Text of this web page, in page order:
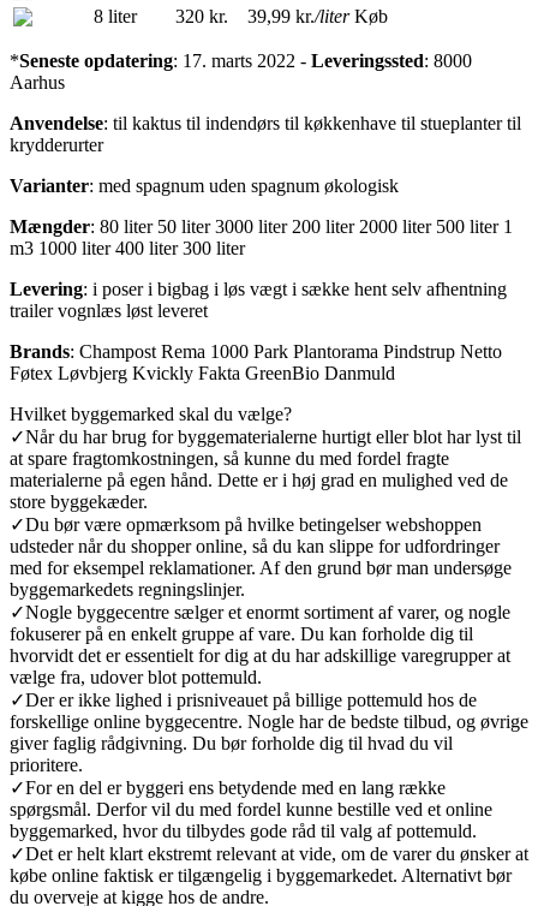
8 liter
320 kr. 39,99 kr./liter Køb
*Seneste opdatering: 17. marts 2022 - Leveringssted: 8000
Aarhus
Anvendelse: til kaktus til indendørs til køkkenhave til stueplantertil
krydderurter
Varianter: med spagnum uden spagnum økologisk
Mængder: 80 liter 50 liter3000 liter 200 liter 2000 liter 500 liter 1
m3 1000 liter400 liter300 liter
Levering: i poseri bigbag i løs vægt i sække hent selv afhentning
trailervognlæs løst leveret
Brands: Champost Rema 1000 Park Plantorama Pindstrup Netto
Føtex Løvbjerg Kvickly Fakta GreenBio Danmuld
Hvilket byggemarked skal du vælge?
✓Når du har brug for byggematerialerne hurtigt eller blot har lyst til
at spare fragtomkostningen, så kunne du med fordel fragte
materialerne på egen hånd. Dette er i høj grad en mulighed ved de
store byggekæder.
✓Du bør være opmærksom på hvilke betingelser webshoppen
udsteder når du shopper online, så du kan slippe for udfordringer
med for eksempel reklamationer. Af den grund bør man undersøge
byggemarkedets regningslinjer.
✓Nogle byggecentre sælger et enormt sortiment af varer, og nogle
fokuserer på en enkelt gruppe af vare. Du kan forholde dig til
hvorvidt det er essentielt for dig at du har adskillige varegrupper at
vælge fra, udover blot pottemuld.
✓Der er ikke lighed i prisniveauet på billige pottemuld hos de
forskellige online byggecentre. Nogle har de bedste tilbud, og øvrige
giver faglig rådgivning. Du bør forholde dig til hvad du vil
prioritere.
✓For en del er byggeri ens betydende med en lang række
spørgsmål. Derfor vil du med fordel kunne bestille ved et online
byggemarked, hvor du tilbydes gode råd til valg af pottemuld.
✓Det er helt klart ekstremt relevant at vide, om de varer du ønsker at
købe online faktisk er tilgængelig i byggemarkedet. Alternativt bør
du overveje at kigge hos de andre.